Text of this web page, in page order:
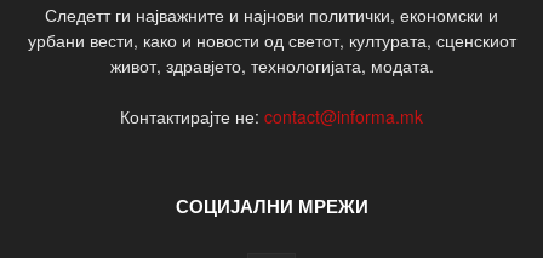
Следетт ги најважните и најнови политички, економски и
урбани вести, како и новости од светот, културата, сценскиот
живот, здравјето, технологијата, модата.
Контактирајте не: contact@informa.mk
СОЦИЈАЛНИ МРЕЖИ